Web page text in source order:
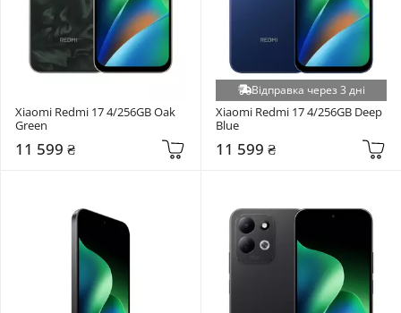
Xiaomi Redmi 17 4/256GB Oak
Green
11 599 ₴
Відправка через 3 дні
Xiaomi Redmi 17 4/256GB Deep
Blue
11 599 ₴